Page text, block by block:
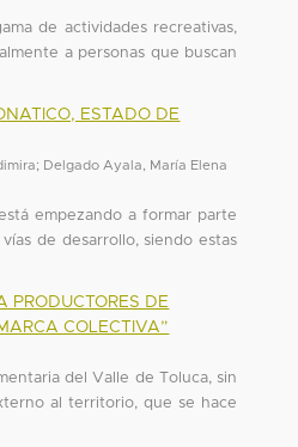
de actividades recreativas,
a personas que buscan
ESTADO DE
; Delgado Ayala, María Elena
empezando a formar parte
de desarrollo, siendo estas
PRODUCTORES DE
COLECTIVA”
del Valle de Toluca, sin
al territorio, que se hace